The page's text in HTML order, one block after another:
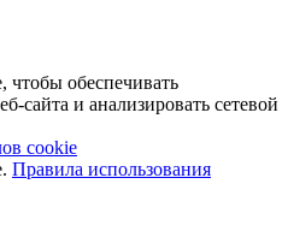
обеспечивать
сайта и анализировать сетевой
cookie
Правила использования